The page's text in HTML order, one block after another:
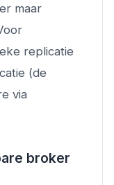
maar
replicatie
(de
via
broker